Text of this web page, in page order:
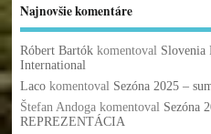
Najnovšie komentáre
Róbert Bartókkomentoval Slovenia
International
Lacokomentoval Sezóna 2025 –
Štefan Andogakomentoval Sezóna
REPREZENTÁCIA